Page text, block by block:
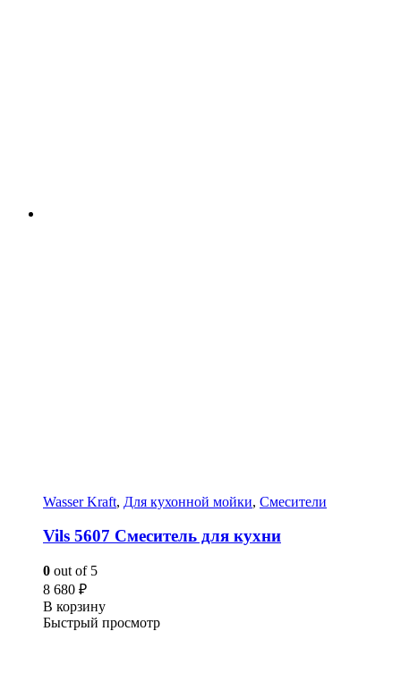
Wasser Kraft, Для кухонной мойки, Смесители
Vils 5607 Смеситель для кухни
0 out of 5
8 680 ₽
В корзину
Быстрый просмотр